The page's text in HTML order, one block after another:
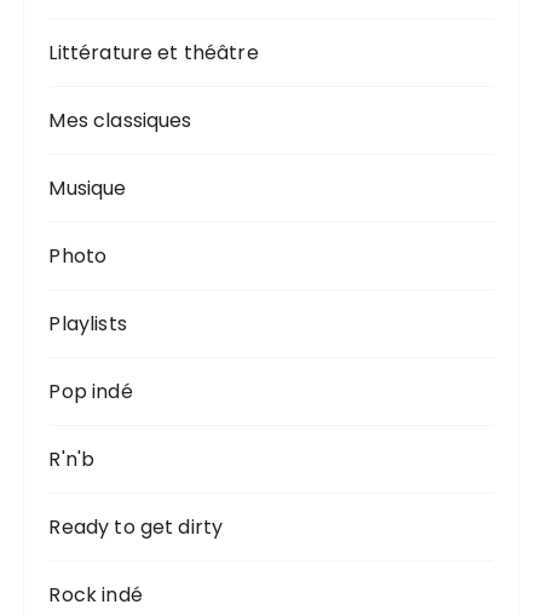
Littérature et théâtre
Mes classiques
Musique
Photo
Playlists
Pop indé
R'n'b
Ready to get dirty
Rock indé